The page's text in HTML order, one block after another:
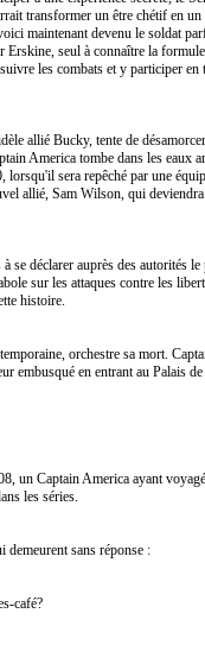
transformer un être chétif en
maintenant devenu le soldat
seul à connaître la
les combats et y participer
allié Bucky, tente de
America tombe dans les eaux
lorsqu'il sera repêché par une
allié, Sam Wilson, qui
déclarer auprès des autorités
sur les attaques contre les
histoire.
orchestre sa mort.
embusqué en entrant au Palais de
un Captain America ayant
les séries.
demeurent sans réponse :
café?